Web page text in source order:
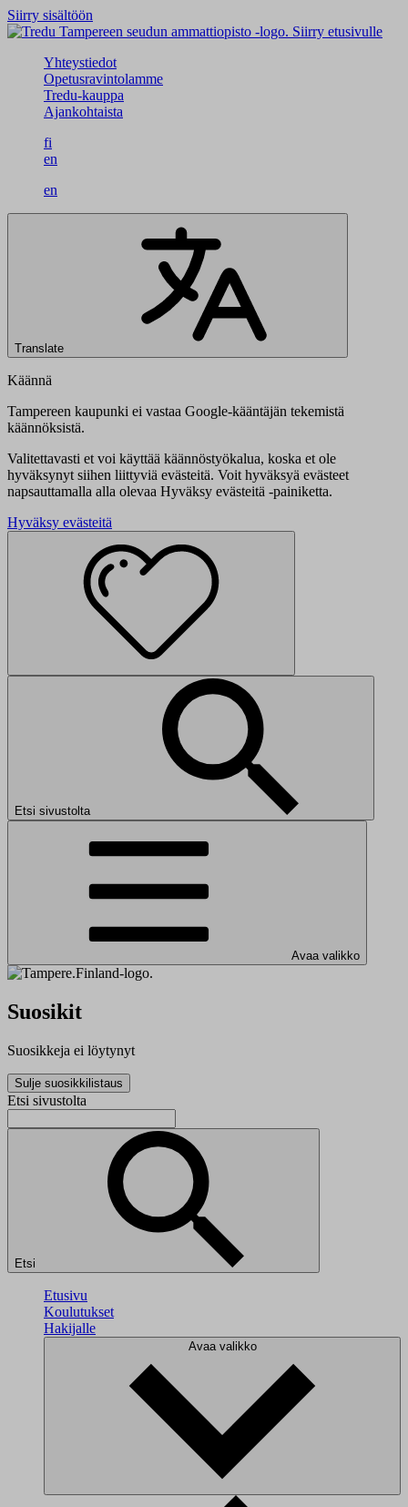
Siirry sisältöön
Siirry etusivulle
Yhteystiedot
Opetusravintolamme
Tredu-kauppa
Ajankohtaista
fi
en
en
Translate
Käännä
Tampereen kaupunki ei vastaa Google-kääntäjän tekemistä
käännöksistä.
Valitettavasti et voi käyttää käännöstyökalua, koska et ole
hyväksynyt siihen liittyviä evästeitä. Voit hyväksyä evästeet
napsauttamalla alla olevaa Hyväksy evästeitä -painiketta.
Hyväksy evästeitä
Etsi sivustolta
Avaa valikko
Suosikit
Suosikkeja ei löytynyt
Sulje suosikkilistaus
Etsi sivustolta
Etsi
Etusivu
Koulutukset
Hakijalle
Avaa valikko